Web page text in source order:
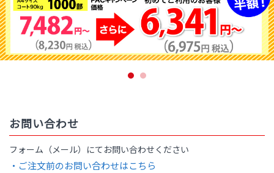
お問い合わせ
フォーム（メール）にてお問い合わせください
・ご注文前のお問い合わせはこちら